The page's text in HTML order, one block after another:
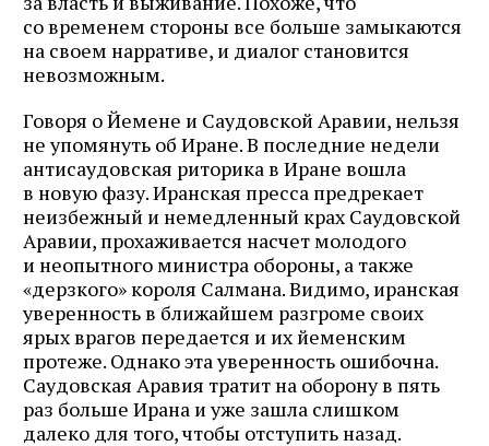
со временем стороны все больше замыкаются
на своем нарративе, и диалог становится
невозможным.
Говоря о Йемене и Саудовской Аравии, нельзя
не упомянуть об Иране. В последние недели
антисаудовская риторика в Иране вошла
в новую фазу. Иранская пресса предрекает
неизбежный и немедленный крах Саудовской
Аравии, прохаживается насчет молодого
и неопытного министра обороны, а также
«дерзкого» короля Салмана. Видимо, иранская
уверенность в ближайшем разгроме своих
ярых врагов передается и их йеменским
протеже. Однако эта уверенность ошибочна.
Саудовская Аравия тратит на оборону в пять
раз больше Ирана и уже зашла слишком
далеко для того, чтобы отступить назад.